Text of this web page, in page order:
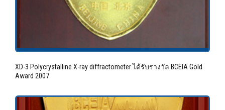
XD-3 Polycrystalline X-ray diffractometer ได้รับรางวัล BCEIA Gold
Award 2007